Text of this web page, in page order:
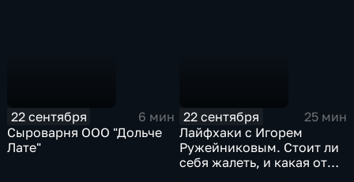
22 сентября
6 мин
Сыроварня ООО "Дольче
Лате"
22 сентября
25 мин
Лайфхаки с Игорем
Ружейниковым. Стоит ли
себя жалеть, и какая от